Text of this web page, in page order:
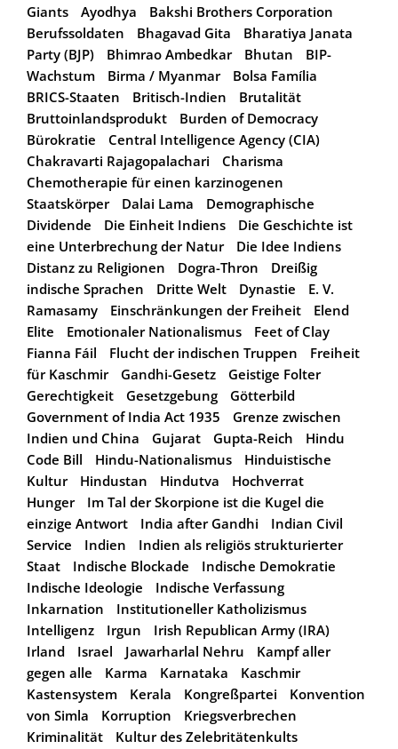
Giants
Ayodhya
Bakshi Brothers Corporation
Berufssoldaten
Bhagavad Gita
Bharatiya Janata
Party (BJP)
Bhimrao Ambedkar Bhutan
BIP-
Wachstum
Birma / Myanmar
Bolsa Família
BRICS-Staaten
Britisch-Indien
Brutalität
Bruttoinlandsprodukt
Burden of Democracy
Bürokratie
Central Intelligence Agency (CIA)
Chakravarti Rajagopalachari
Charisma
Chemotherapie für einen karzinogenen
Staatskörper
Dalai Lama
Demographische
Dividende
Die Einheit Indiens
Die Geschichte ist
eine Unterbrechung der Natur
Die Idee Indiens
Distanz zu Religionen
Dogra-Thron
Dreißig
indische Sprachen
Dritte Welt Dynastie
E. V.
Ramasamy
Einschränkungen der Freiheit
Elend
Elite
Emotionaler Nationalismus
Feet of Clay
Fianna Fáil
Flucht der indischen Truppen
Freiheit
für Kaschmir
Gandhi-Gesetz
Geistige Folter
Gerechtigkeit
Gesetzgebung
Götterbild
Government of India Act 1935
Grenze zwischen
Indien und China
Gujarat Gupta-Reich
Hindu
Code Bill
Hindu-Nationalismus
Hinduistische
Kultur
Hindustan Hindutva
Hochverrat
Hunger
Im Tal der Skorpione ist die Kugel die
einzige Antwort
India after Gandhi
Indian Civil
Service
Indien
Indien als religiös strukturierter
Staat
Indische Blockade
Indische Demokratie
Indische Ideologie
Indische Verfassung
Inkarnation
Institutioneller Katholizismus
Intelligenz
Irgun
Irish Republican Army (IRA)
Irland
Israel Jawarharlal Nehru
Kampf aller
gegen alle
Karma Karnataka
Kaschmir
Kastensystem
Kerala Kongreßpartei
Konvention
von Simla
Korruption
Kriegsverbrechen
Kriminalität
Kultur des Zelebritätenkults